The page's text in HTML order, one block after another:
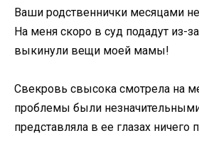
Ваши родственнички месяцами
На меня скоро в суд подадут из-
выкинули вещи моей мамы!
Свекровь свысока смотрела на
проблемы были
представляла в ее глазах ничего